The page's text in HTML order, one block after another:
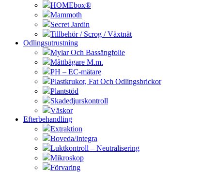
HOMEbox®
Mammoth
Secret Jardin
Tillbehör / Scrog / Växtnät
Odlingsutrustning
Mylar Och Bassängfolie
Måttbägare M.m.
PH – EC-mätare
Plastkrukor, Fat Och Odlingsbrickor
Plantstöd
Skadedjurskontroll
Väskor
Efterbehandling
Extraktion
Boveda/Integra
Luktkontroll – Neutralisering
Mikroskop
Förvaring